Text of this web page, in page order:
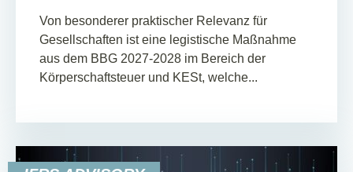
Von besonderer praktischer Relevanz für
Gesellschaften ist eine legistische Maßnahme
aus dem BBG 2027-2028 im Bereich der
Körperschaftsteuer und KESt, welche...